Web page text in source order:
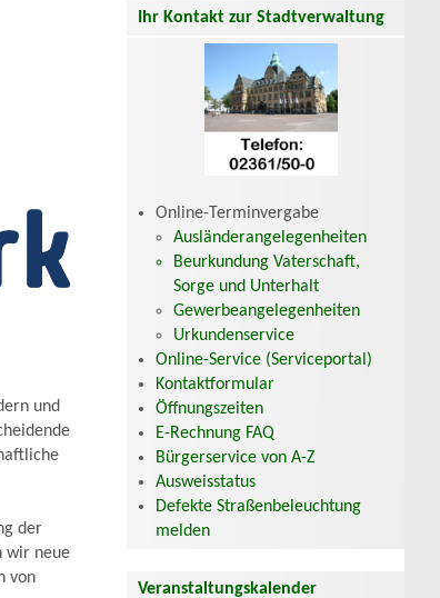
und
der
wir neue
von
Ihr Kontakt zur Stadtverwaltung
Online-Terminvergabe
Ausländerangelegenheiten
Beurkundung Vaterschaft,
Sorge und Unterhalt
Gewerbeangelegenheiten
Urkundenservice
Online-Service (Serviceportal)
Kontaktformular
Öffnungszeiten
E-Rechnung FAQ
Bürgerservice von A-Z
Ausweisstatus
Defekte Straßenbeleuchtung
melden
Veranstaltungskalender